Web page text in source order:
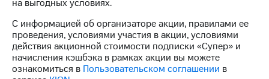
Семейная
группа
Скидка
на тарифы,
общие
полезного
есть
в нашем
приложении
КИОН
на выгодных условиях.
С информацией об организаторе акции, правилами ее
проведения, условиями участия в акции, условиями
действия акционной стоимости подписки «Супер» и
начисления кэшбэка в рамках акции вы можете
ознакомиться в Пользовательском соглашении в